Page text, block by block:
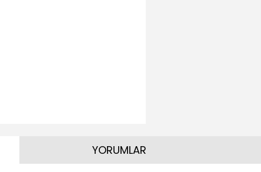
YORUMLAR